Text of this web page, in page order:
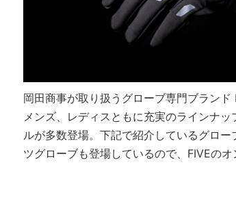
岡田商事が取り扱うグローブ専門ブラン
メンズ、レディスともに充実のラインナ
ルが多数登場。下記で紹介しているグロ
ツグローブも登場しているので、FIVEの